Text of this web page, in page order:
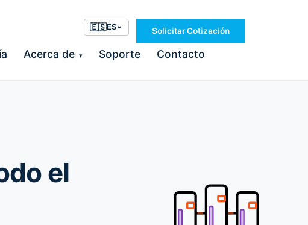
🇪🇸ES Solicitar Cotización
Acerca de ▾ Soporte Contacto
el